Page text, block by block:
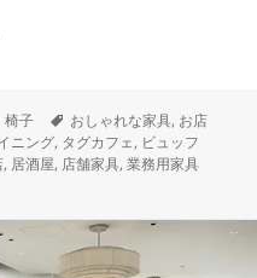
カ
テ
ゴ
椅子
タ
グ
おしゃれな家具, お店
ニング, タグカフェ, ビュッフ
, 居酒屋, 店舗家具,業務用家具
地の優しいフォルムのウッドチェ